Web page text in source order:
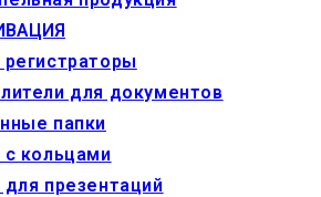
регистраторы
для документов
папки
с кольцами
для презентаций